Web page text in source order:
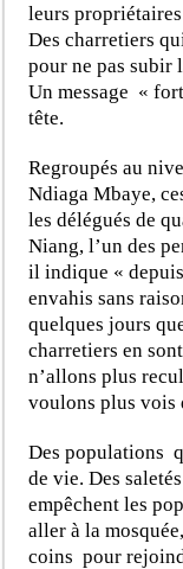
leurs
Des charretiers
pour ne pas subir
Un message «
tête.
Regroupés au
Ndiaga Mbaye,
les délégués de
Niang, l’un des
il indique «
envahis sans
quelques jours
charretiers en
n’allons plus
voulons plus vois
Des populations
de vie. Des
empêchent les
aller à la
coins pour